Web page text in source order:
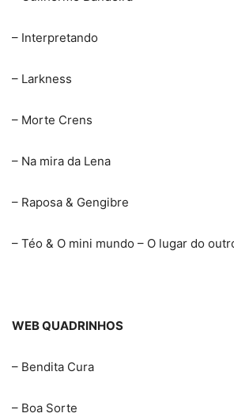
– Interpretando
– Larkness
– Morte Crens
– Na mira da Lena
– Raposa & Gengibre
– Téo & O mini mundo – O lugar do
WEB QUADRINHOS
– Bendita Cura
– Boa Sorte